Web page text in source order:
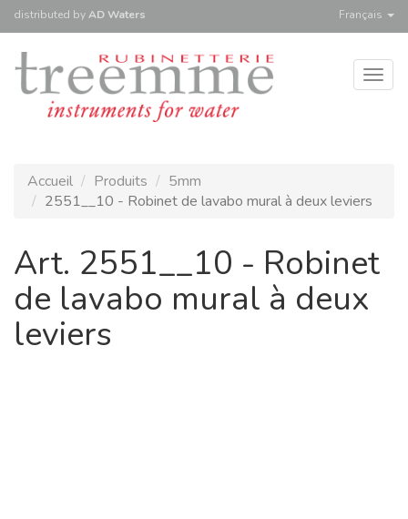
distributed byAD Waters Français
Accueil Produits
5mm
2551__10 - Robinet de lavabo mural à deux leviers
Art. 2551__10 - Robinet
de lavabo mural à deux
leviers